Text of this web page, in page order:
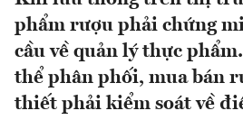
phẩm rượu phải chứng
cầu về quản lý thực
thể phân phối, mua bán
thiết phải kiểm soát về